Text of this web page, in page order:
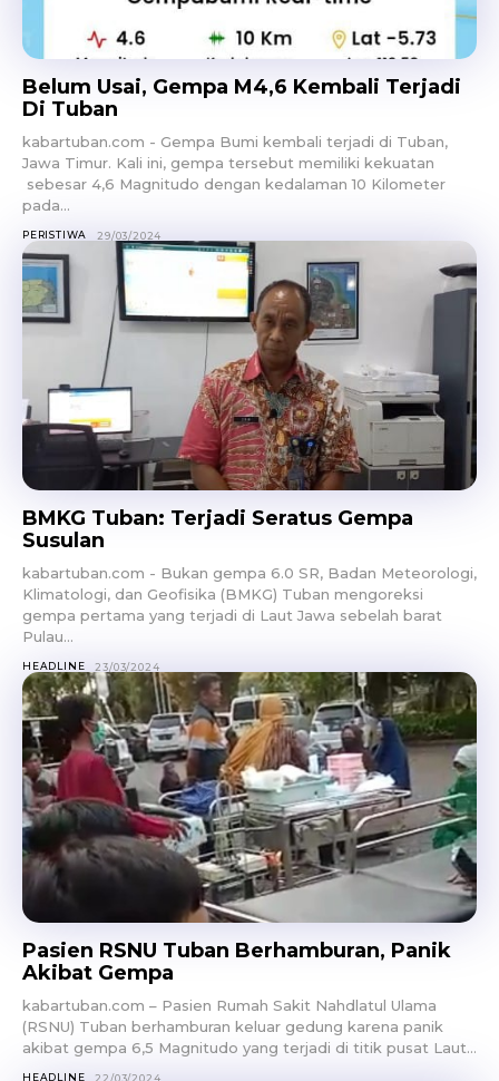
Belum Usai, Gempa M4,6 Kembali Terjadi
Di Tuban
kabartuban.com - Gempa Bumi kembali terjadi di Tuban,
Jawa Timur. Kali ini, gempa tersebut memiliki kekuatan
sebesar 4,6 Magnitudo dengan kedalaman 10 Kilometer
pada...
PERISTIWA 29/03/2024
BMKG Tuban: Terjadi Seratus Gempa
Susulan
kabartuban.com - Bukan gempa 6.0 SR, Badan Meteorologi,
Klimatologi, dan Geofisika (BMKG) Tuban mengoreksi
gempa pertama yang terjadi di Laut Jawa sebelah barat
Pulau...
HEADLINE 23/03/2024
Pasien RSNU Tuban Berhamburan, Panik
Akibat Gempa
kabartuban.com – Pasien Rumah Sakit Nahdlatul Ulama
(RSNU) Tuban berhamburan keluar gedung karena panik
akibat gempa 6,5 Magnitudo yang terjadi di titik pusat Laut...
HEADLINE 22/03/2024